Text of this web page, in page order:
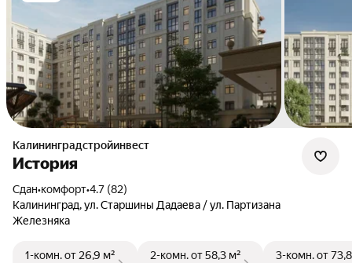
Калининградстройинвест
История
Сдан•комфорт•4.7 (82)
Калининград, ул. Старшины Дадаева / ул. Партизана
Железняка
1-комн.от 26,9 м² 2-комн.от 58,3 м² 3-комн.от